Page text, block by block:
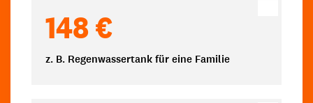
148 €
z. B. Regenwassertank für eine Familie